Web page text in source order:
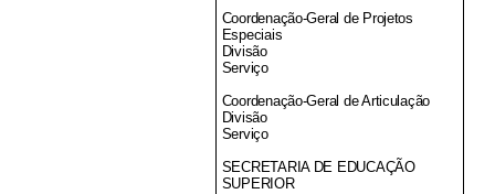
Coordenação-Geral de Projetos
Especiais
Divisão
Serviço
Coordenação-Geral de Articulação
Divisão
Serviço
SECRETARIA DE EDUCAÇÃO
SUPERIOR